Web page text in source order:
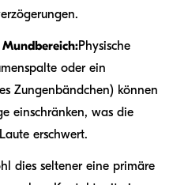
Physische
oder ein
Zungenbändchen) können
einschränken, was die
erschwert.
dies seltener eine primäre